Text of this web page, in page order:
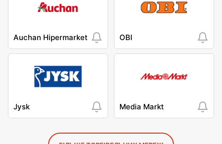
Auchan Hipermarket OBI
Jysk Media Markt